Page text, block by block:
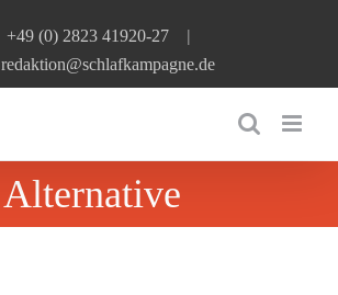
+49 (0) 2823 41920-27
|
redaktion@schlafkampagne.de
Alternative